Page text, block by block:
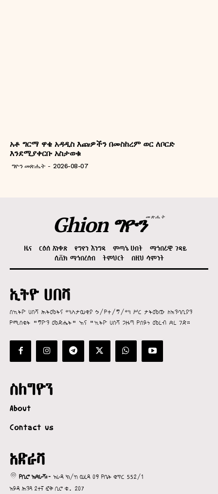
አቶ ግርማ ዋቄ አዳዲስ እጩዎችን በመስከረም ወር ለቦርድ
እንደሚያቀርቡ አስታወቁ
ግዮን መጽሔት - 2026-08-07
Ghion ግዮንመጽሔት
ዜና ርዕሰ አንቀጽ የግዮን እንግዳ ምጣኔ ሀብት
ማኅበራዊ ጉዳይ
ሲቪክ ማኅበረሰብ
ትምህርት በዚህ ሳምንት
ኢትዮ ሀበሻ
በኢትዮ ሀበሻ ሕትመትና ማስታወቂያ ኃ/የተ/ግ/ማ ሥር ታትመው ለአንባቢያን
የሚበቁት "ግዮን መጽሔት" እና "ኢትዮ ሀበሻ ጋዜጣ የበይነ መረብ ድረ ገጽ።
ስለግዮን
About
Contact us
አድራሻ
የቢሮ አድራሻ፡- አራዳ ክ/ከ ወረዳ 09 የቤት ቁጥር 552/1
አይዳ ሕንጻ 2ተኛ ፎቅ ቢሮ ቁ. 207